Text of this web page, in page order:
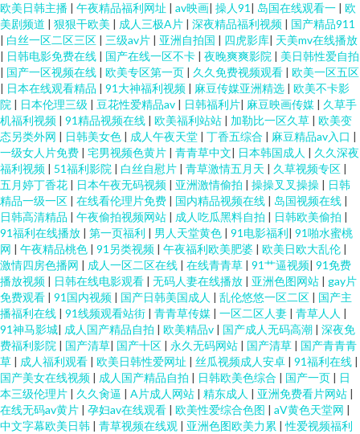
欧美日韩主播 | 午夜精品福利网址 | av映画| 操人91 | 岛国在线观看一 | 欧
美剧频道 | 狠狠干欧美 | 成人三极A片 | 深夜精品福利视频 | 国产精品911
| 白丝一区二区三区 | 三级av片 | 亚洲自拍国 | 四虎影库| 天美mv在线播放
| 日韩电影免费在线 | 国产在线一区不卡 | 夜晚爽爽影院 | 美日韩性爱自拍
| 国产一区视频在线 | 欧美专区第一页 | 久久免费视频观看 | 欧美一区五区
| 日本在线观看精品 | 91大神福利视频 | 麻豆传媒亚洲精选 | 欧美不卡影
院 | 日本伦理三级 | 豆花性爱精品av | 日韩福利片| 麻豆映画传媒 | 久草手
机福利视频 | 91精品视频在线 | 欧美福利站站 | 加勒比一区久草 | 欧美变
态另类外网 | 日韩美女色 | 成人午夜天堂 | 丁香五综合 | 麻豆精品av入口 |
一级女人片免费 | 宅男视频色黄片 | 青青草中文| 日本韩国成人 | 久久深夜
福利视频 | 51福利影院 | 白丝自慰片 | 青草激情五月天 | 久草视频专区 |
五月婷丁香花 | 日本午夜无码视频 | 亚洲激情偷拍 | 操操叉叉操操 | 日韩
精品一级一区 | 在线看伦理片免费 | 国内精品视频在线 | 岛国视频在线 |
日韩高清精品 | 午夜偷拍视频网站 | 成人吃瓜黑料自拍 | 日韩欧美偷拍 |
91福利在线播放 | 第一页福利 | 男人天堂黄色 | 91电影福利| 91啪水蜜桃
网 | 午夜精品桃色 | 91另类视频 | 午夜福利欧美肥婆 | 欧美日欧大乱伦 |
激情四房色播网 | 成人一区二区在线 | 在线青青草 | 91艹逼视频| 91免费
播放视频 | 日韩在线电影观看 | 无码人妻在线播放 | 亚洲色图网站 | gay片
免费观看 | 91国内视频 | 国产日韩美国成人 | 乱伦悠悠一区二区 | 国产主
播福利在线 | 91线频观看站街 | 青青草传媒 | 一区二区人妻 | 青草人人 |
91神马影城| 成人国产精品自拍 | 欧美精品v | 国产成人无码高潮 | 深夜免
费福利影院 | 国产清草| 国产十区 | 永久无码网站 | 国产清草 | 国产青青青
草 | 成人福利观看 | 欧美日韩性爱网址 | 丝瓜视频成人安卓 | 91福利在线 |
国产美女在线视频 | 成人国产精品自拍 | 日韩欧美色综合 | 国产一页 | 日
本三级伦理片 | 久久肏逼 | A片成人网站 | 精东成人 | 亚洲免费看片网站 |
在线无码av黄片 | 孕妇av在线观看 | 欧美性爱综合色图 | aV黄色天堂网 |
中文字幕欧美日韩 | 青草视频在线观 | 亚洲色图欧美力累 |性爱视频福利